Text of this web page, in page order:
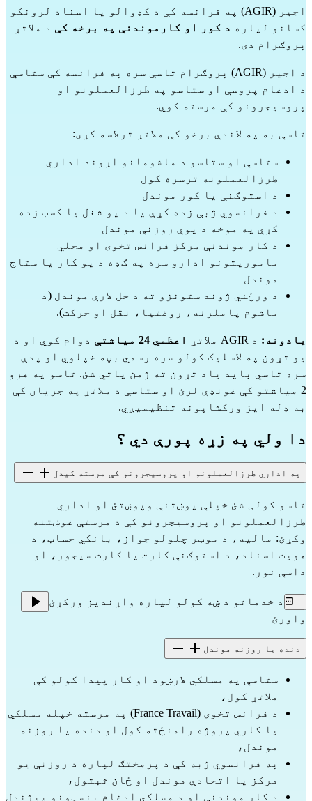
اجیر (AGIR) په فرانسه کې د کډوالو یا اسناد لرونکو
کسانو لپاره د کور او کارموندنې په برخه کې د ملاتړ
پروګرام دی.
د اجیر (AGIR) پروګرام تاسې سره په فرانسه کې ستاسې
د ادغام پروسې او ستاسو په طرزالعملونو او
پروسیجرونو کې مرسته کوي.
تاسې به په لاندې برخو کې ملاتړ ترلاسه کړی:
ستاسې او ستاسو د ماشومانو اړوند اداري
طرزالعملونه ترسره کول
د استوګنې یا کور موندل
د فرانسوي ژبې زده کړې یا د یو شغل یا کسب زده
کړې په موخه د یوې روزنې موندل
د کار موندنې مرکز فرانس تخوی او محلي
ماموریتونو ادارو سره په ګډه د یو کار یا ستاج
موندل
د ورځني ژوند ستونزو ته د حل لارې موندل (د
ماشوم پاملرنه، روغتیا، نقل او حرکت).
یادونه: د AGIR ملاتړ اعظمي 24 میاشتې
دوام کوي او د
یو تړون په لاسلیک کولو سره رسمي بڼه خپلوي او پدې
سره تاسي باید یاد تړون ته ژمن پاتي شئ. تاسو په هرو
2 میاشتو کې غونډې لرئ او ستاسې د ملاتړ په جریان کې
به ډله ایز ورکشاپونه تنظیمیږي.
دا ولي په زړه پورې دي ؟
په اداري طرزالعملونو او پروسیجرونو کې مرسته کیدل
تاسو کولی شئ خپلې پوښتنې وپوښتئ او اداري
طرزالعملونو او پروسیجرونو کې د مرستې غوښتنه
وکړئ: مالیه، د موټر چلولو جواز، بانکي حساب، د
هویت اسناد، د استوګنې کارت یا کارت سیجور، او
داسې نور.
د خدماتو د ښه کولو لپاره واړندیز ورکړئ
واورئ
دنده یا روزنه موندل
ستاسې په مسلکي لارښود او کار پیدا کولو کې
ملاتړ کول،
د فرانس تخوی (France Travail) په مرسته خپله مسلکي
یا کاري پروژه رامنځته کول او دنده یا روزنه
موندل،
په فرانسوي ژبه کې د پرمختګ لپاره د روزنې یو
مرکز یا اتحادې موندل او ځان ثبتول،
د کار موندنې او د مسلکي ادغام بنسټونو پیژندل